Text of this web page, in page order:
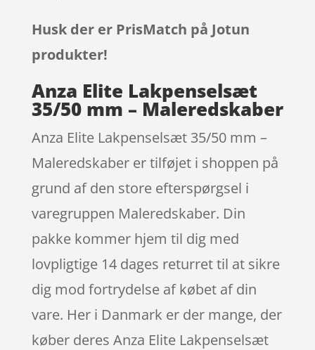
Husk der er PrisMatch på Jotun
produkter!
Anza Elite Lakpenselsæt
35/50 mm – Maleredskaber
Anza Elite Lakpenselsæt 35/50 mm –
Maleredskaber er tilføjet i shoppen på
grund af den store efterspørgsel i
varegruppen Maleredskaber. Din
pakke kommer hjem til dig med
lovpligtige 14 dages returret til at sikre
dig mod fortrydelse af købet af din
vare. Her i Danmark er der mange, der
køber deres Anza Elite Lakpenselsæt